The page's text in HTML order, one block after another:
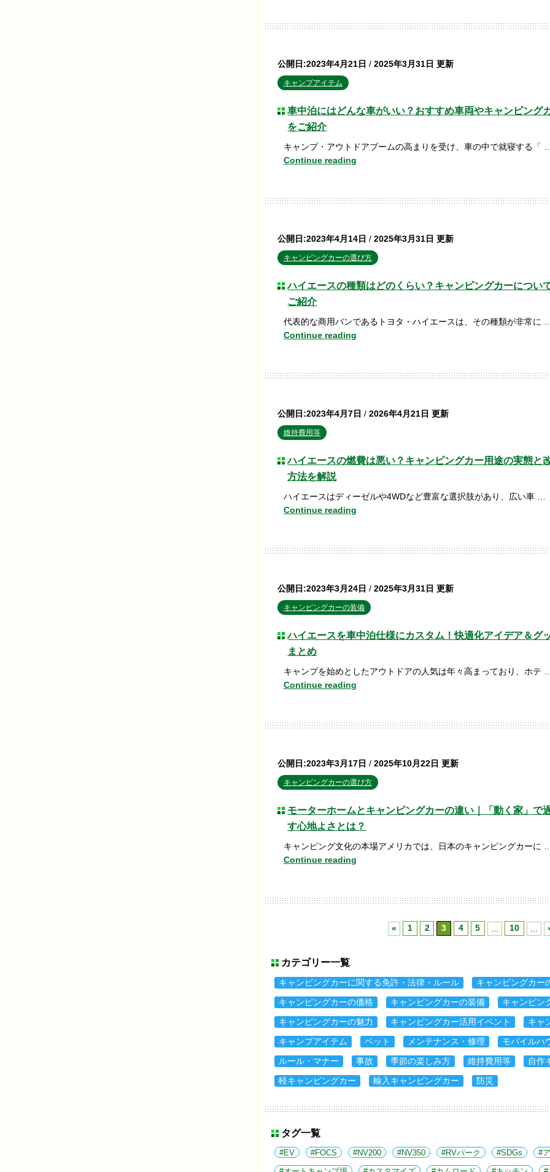
公開日:2023年4月21日 / 2025年3月31日 更新
キャンプアイテム
車中泊にはどんな車がいい？おすすめ車両やキャンピング
をご紹介
キャンプ・アウトドアブームの高まりを受け、車の中で就寝する「
Continue reading
公開日:2023年4月14日 / 2025年3月31日 更新
キャンピングカーの選び方
ハイエースの種類はどのくらい？キャンピングカーについ
ご紹介
代表的な商用バンであるトヨタ・ハイエースは、その種類が非常に
Continue reading
公開日:2023年4月7日 / 2026年4月21日 更新
維持費用等
ハイエースの燃費は悪い？キャンピングカー用途の実態と
方法を解説
ハイエースはディーゼルや4WDなど豊富な選択肢があり、広い車 …
Continue reading
公開日:2023年3月24日 / 2025年3月31日 更新
キャンピングカーの装備
ハイエースを車中泊仕様にカスタム！快適化アイデア＆グ
まとめ
キャンプを始めとしたアウトドアの人気は年々高まっており、ホテ
Continue reading
公開日:2023年3月17日 / 2025年10月22日 更新
キャンピングカーの選び方
モーターホームとキャンピングカーの違い｜「動く家」で
す心地よさとは？
キャンピング文化の本場アメリカでは、日本のキャンピングカーに
Continue reading
« 1 2 3 4 5 10
カテゴリー一覧
キャンピングカーに関する免許・法律・ルール キャンピングカー
キャンピングカーの価格 キャンピングカーの装備 キャンピン
キャンピングカーの魅力 キャンピングカー活用イベント キャ
キャンプアイテム ペット メンテナンス・修理 モバイルハ
ルール・マナー 事故 季節の楽しみ方 維持費用等 自作
軽キャンピングカー 輸入キャンピングカー 防災
タグ一覧
EV FOCS NV200 NV350 RVパーク SDGs